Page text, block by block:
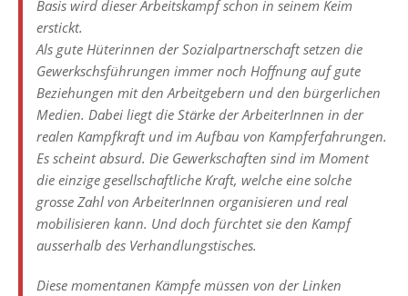
Basis wird dieser Arbeitskampf schon in seinem Keim
erstickt.
Als gute Hüterinnen der Sozialpartnerschaft setzen die
Gewerkschsführungen immer noch Hoffnung auf gute
Beziehungen mit den Arbeitgebern und den bürgerlichen
Medien. Dabei liegt die Stärke der ArbeiterInnen in der
realen Kampfkraft und im Aufbau von Kampferfahrungen.
Es scheint absurd. Die Gewerkschaften sind im Moment
die einzige gesellschaftliche Kraft, welche eine solche
grosse Zahl von ArbeiterInnen organisieren und real
mobilisieren kann. Und doch fürchtet sie den Kampf
ausserhalb des Verhandlungstisches.
Diese momentanen Kämpfe müssen von der Linken